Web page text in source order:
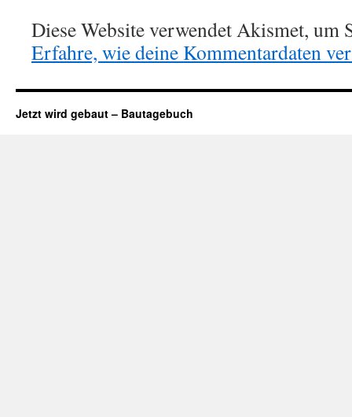
Diese Website verwendet Akismet, um
Erfahre, wie deine Kommentardaten
Jetzt wird gebaut – Bautagebuch